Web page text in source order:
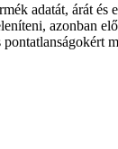
adatát, árát és
azonban
pontatlanságokért